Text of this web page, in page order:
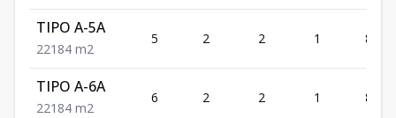
TIPO A-5A
221 84 m2
5 2 2 1 84
TIPO A-6A
221 84 m2
6 2 2 1 84